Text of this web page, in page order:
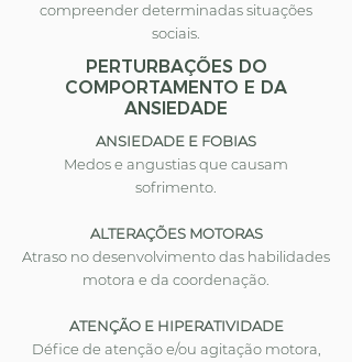
compreender determinadas situações
sociais.
PERTURBAÇÕES DO
COMPORTAMENTO E DA
ANSIEDADE
ANSIEDADE E FOBIAS
Medos e angustias que causam
sofrimento.
ALTERAÇÕES MOTORAS
Atraso no desenvolvimento das habilidades
motora e da coordenação.
ATENÇÃO E HIPERATIVIDADE
Défice de atenção e/ou agitação motora,